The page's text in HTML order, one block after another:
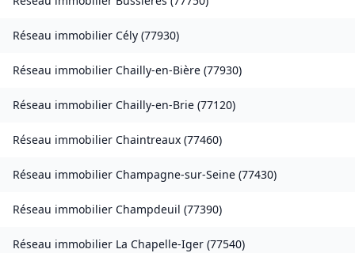
Réseau immobilier Cély (77930)
Réseau immobilier Chailly-en-Bière (77930)
Réseau immobilier Chailly-en-Brie (77120)
Réseau immobilier Chaintreaux (77460)
Réseau immobilier Champagne-sur-Seine (77430)
Réseau immobilier Champdeuil (77390)
Réseau immobilier La Chapelle-Iger (77540)